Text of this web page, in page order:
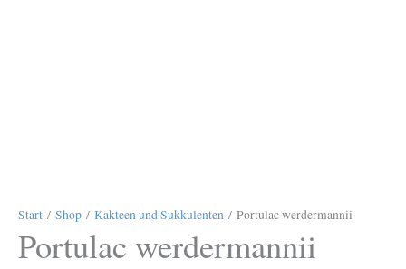
Start / Shop / Kakteen und Sukkulenten / Portulac werdermannii
Portulac werdermannii